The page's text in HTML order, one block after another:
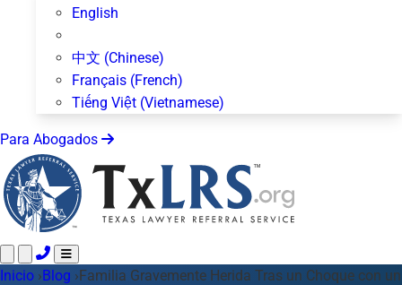
English
中文 (Chinese)
Français (French)
Tiếng Việt (Vietnamese)
Para Abogados
Llame 24/7 ·512-872-4400 Envíe un Texto
Inicio ›Blog ›Familia Gravemente Herida Tras un Choque con un